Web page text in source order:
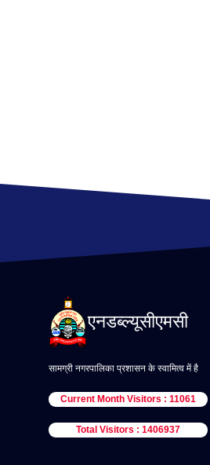
एनडब्ल्यूसीएमसी
सामग्री नगरपालिका प्रशासन के स्वामित्व में है
Current Month Visitors : 11061
Total Visitors : 1406937